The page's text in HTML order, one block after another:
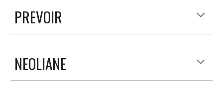
PREVOIR
NEOLIANE